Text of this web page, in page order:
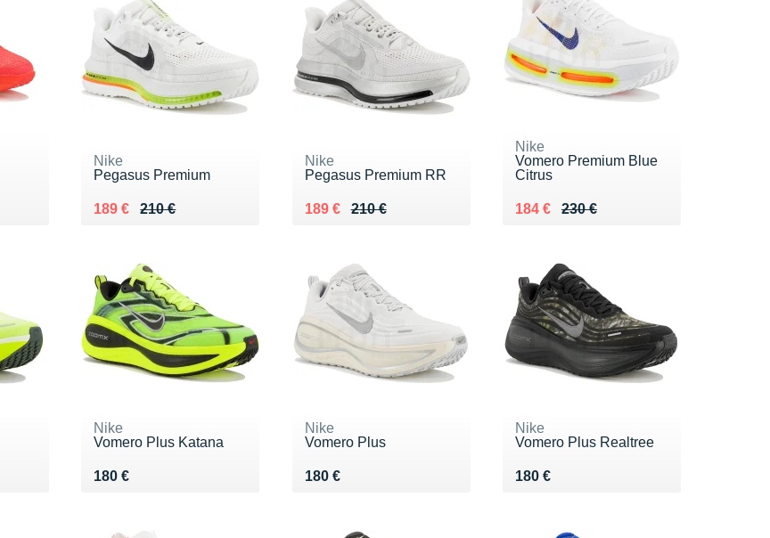
Nike
Pegasus Premium
210 €
Au lieu de 210 €
189 €
Vendu 189 €
Nike
Pegasus Premium RR
210 €
Au lieu de 210 €
189 €
Vendu 189 €
Nike
Vomero Premium Blue
Citrus
230 €
Au lieu de 230 €
184 €
Vendu 184 €
Nike
Vomero Plus Katana
180 €
Vendu 180 €
Nike
Vomero Plus
180 €
Vendu 180 €
Nike
Vomero Plus Realtree
180 €
Vendu 180 €